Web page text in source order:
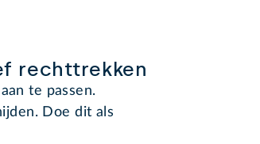
rechttrekken
te passen.
Doe dit als